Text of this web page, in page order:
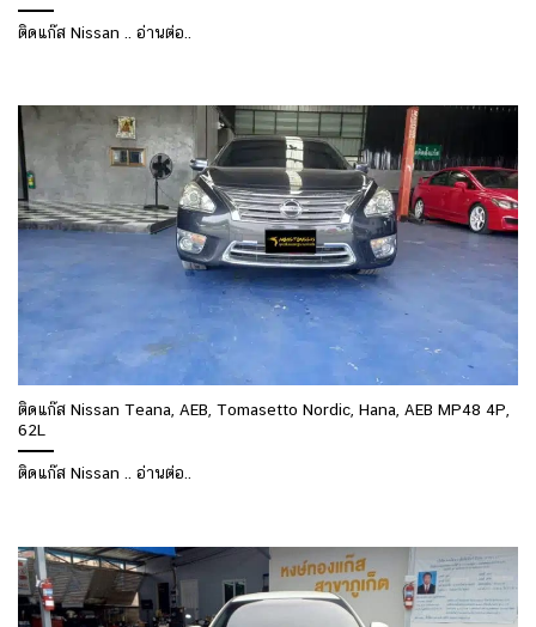
ติดแก๊ส Nissan .. อ่านต่อ..
ติดแก๊ส Nissan Teana, AEB, Tomasetto Nordic, Hana, AEB MP48 4P,
62L
ติดแก๊ส Nissan .. อ่านต่อ..